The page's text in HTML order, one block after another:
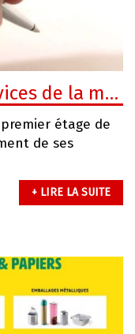
Déménagement des services de la mairie
étage de
de ses
+ LIRE LA SUITE